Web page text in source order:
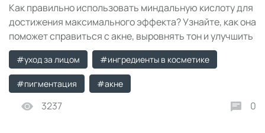
Как правильно использовать миндальную кислоту для
достижения максимального эффекта? Узнайте, как она
поможет справиться с акне, выровнять тон и улучшить
текстуру вашей кожи.
#уход за лицом #ингредиенты в косметике
#пигментация #акне
3237 0